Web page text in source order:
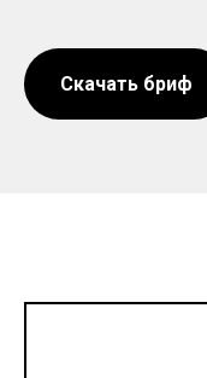
Скачать бриф